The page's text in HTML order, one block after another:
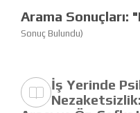
Arama Sonuçları:
Sonuç Bulundu)
İş Yerinde